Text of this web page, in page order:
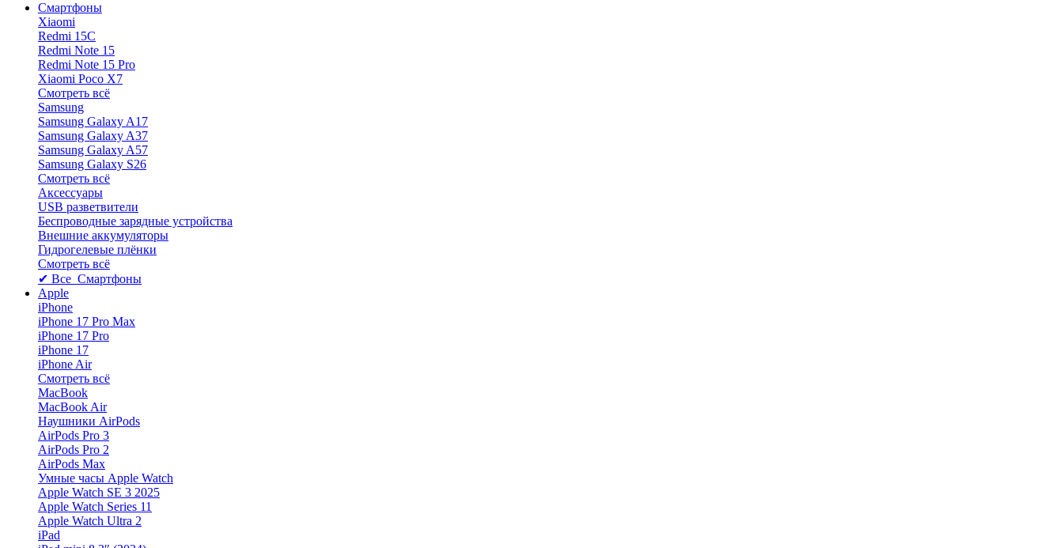
Смартфоны
Xiaomi
Redmi 15C
Redmi Note 15
Redmi Note 15 Pro
Xiaomi Poco X7
Смотреть всё
Samsung
Samsung Galaxy A17
Samsung Galaxy A37
Samsung Galaxy A57
Samsung Galaxy S26
Смотреть всё
Аксессуары
USB разветвители
Беспроводные зарядные устройства
Внешние аккумуляторы
Гидрогелевые плёнки
Смотреть всё
✔ Все Смартфоны
Apple
iPhone
iPhone 17 Pro Max
iPhone 17 Pro
iPhone 17
iPhone Air
Смотреть всё
MacBook
MacBook Air
Наушники AirPods
AirPods Pro 3
AirPods Pro 2
AirPods Max
Умные часы Apple Watch
Apple Watch SE 3 2025
Apple Watch Series 11
Apple Watch Ultra 2
iPad